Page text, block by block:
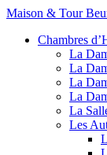
Maison & Tour
Chambres
La
La
La
La
La
Les